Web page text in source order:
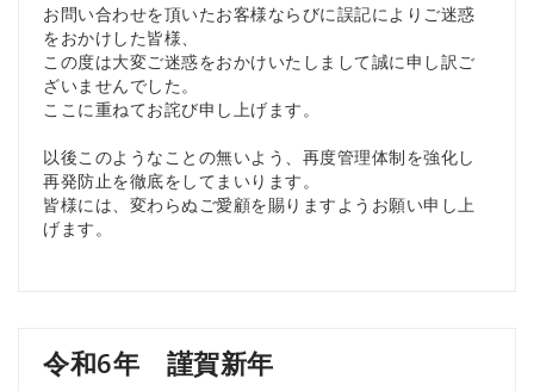
お問い合わせを頂いたお客様ならびに誤記によりご迷惑
をおかけした皆様、
この度は大変ご迷惑をおかけいたしまして誠に申し訳ご
ざいませんでした。
ここに重ねてお詫び申し上げます。
以後このようなことの無いよう、再度管理体制を強化し
再発防止を徹底をしてまいります。
皆様には、変わらぬご愛顧を賜りますようお願い申し上
げます。
令和6年 謹賀新年